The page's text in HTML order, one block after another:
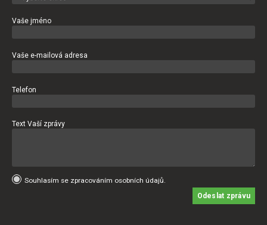
Vaše jméno
Vaše e-mailová adresa
Telefon
Text Vaší zprávy
Souhlasím se zpracováním osobních údajů.
Odeslat zprávu